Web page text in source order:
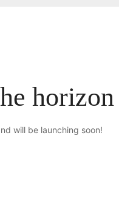
horizon
will be launching soon!